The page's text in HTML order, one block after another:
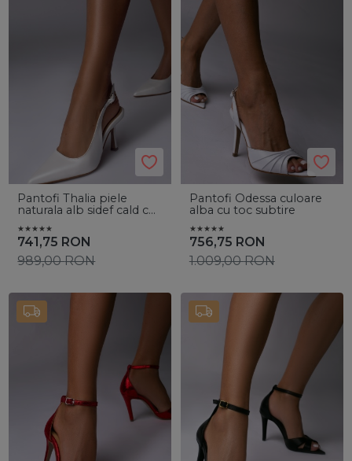
Pantofi Thalia piele
naturala alb sidef cald cu
741,75 RON
989,00RON
Pantofi Odessa culoare
alba cu toc subtire
756,75 RON
1.009,00RON